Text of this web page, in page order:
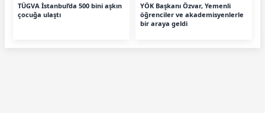
TÜGVA İstanbul’da 500 bini aşkın
çocuğa ulaştı
YÖK Başkanı Özvar, Yemenli
öğrenciler ve akademisyenlerle
bir araya geldi